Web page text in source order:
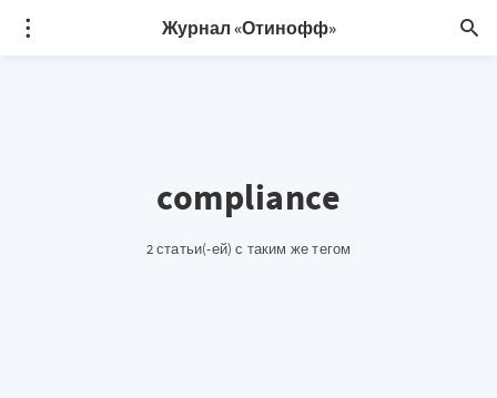
Журнал «Отинофф»
compliance
2 статьи(-ей) с таким же тегом